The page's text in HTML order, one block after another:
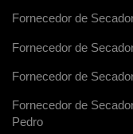
Fornecedor de
Fornecedor de
Fornecedor de
Fornecedor de
Pedro